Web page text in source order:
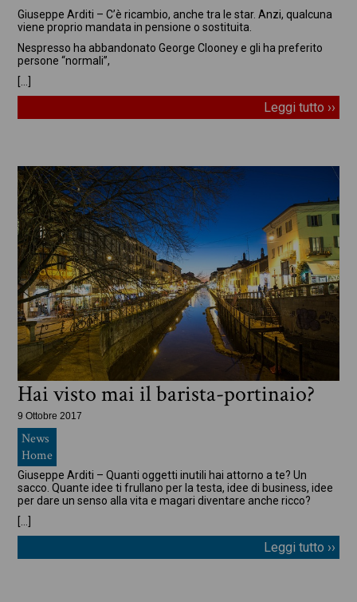
Giuseppe Arditi – C’è ricambio, anche tra le star. Anzi, qualcuna
viene proprio mandata in pensione o sostituita.
Nespresso ha abbandonato George Clooney e gli ha preferito
persone “normali”,
Leggi tutto ››
Hai visto mai il barista-portinaio?
9 Ottobre 2017
News
Home
Giuseppe Arditi – Quanti oggetti inutili hai attorno a te? Un
sacco. Quante idee ti frullano per la testa, idee di business, idee
per dare un senso alla vita e magari diventare anche ricco?
Leggi tutto ››